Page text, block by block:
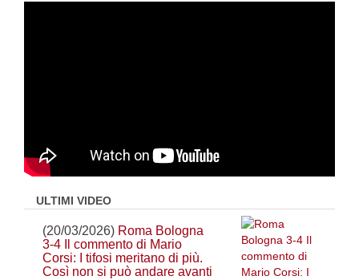
ULTIMI VIDEO
(20/03/2026) Roma Bologna
3-4 Il commento di Mario
Corsi: I tifosi meritano di più.
Così non si può andare avanti